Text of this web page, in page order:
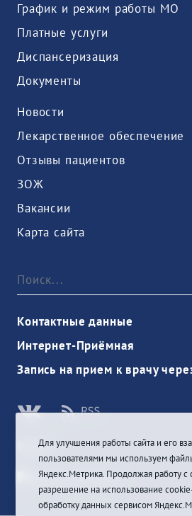
График и режим работы МО
Платные услуги
Диспансеризация
Документы
Новости
Лекарственное обеспечение
Отзывы пациентов
ЗОЖ
Вакансии
Карта сайта
Контактные данные
Интернет-Приёмная
Запись на прием к врачу
ВойтиДля улучшения работы сайта и его
пользователями мы используем
Яндекс.Метрика. Продолжая работу с
разрешение на использование
обработку данных сервисом